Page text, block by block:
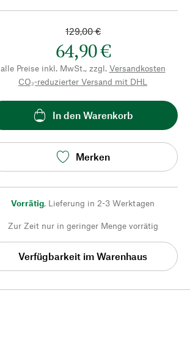
129,00 €
64,90 €
alle Preise inkl. MwSt., zzgl. Versandkosten
CO₂-reduzierter Versand mit DHL
In den Warenkorb
Merken
Vorrätig, Lieferung in 2-3 Werktagen
Zur Zeit nur in geringer Menge vorrätig
Verfügbarkeit im Warenhaus